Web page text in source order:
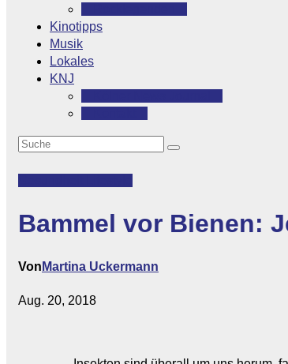
Kinotipps
Musik
Lokales
KNJ
Bammel vor Bienen:
Von Martina Uckermann
Aug. 20, 2018